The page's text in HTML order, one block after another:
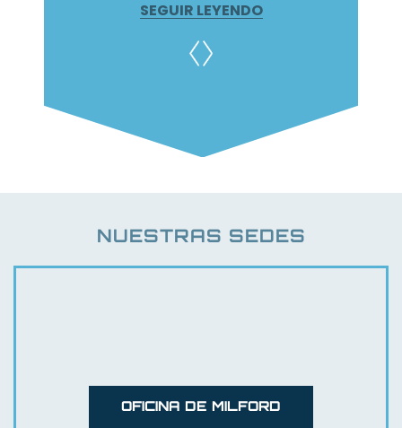
SEGUIR LEYENDO
NUESTRAS SEDES
OFICINA DE MILFORD